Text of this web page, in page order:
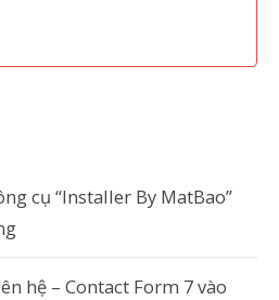
cụ “Installer By MatBao”
hệ – Contact Form 7 vào